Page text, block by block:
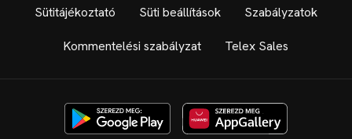
Sütitájékoztató Süti beállítások Szabályzatok
Kommentelési szabályzat Telex Sales